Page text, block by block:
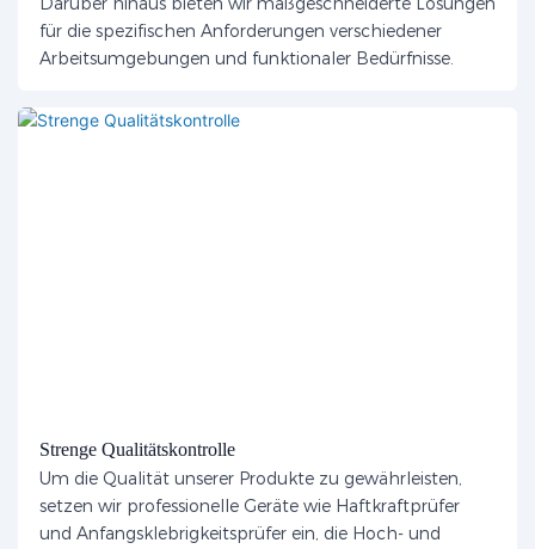
für die spezifischen Anforderungen verschiedener
Arbeitsumgebungen und funktionaler Bedürfnisse.
Strenge Qualitätskontrolle
Um die Qualität unserer Produkte zu gewährleisten,
setzen wir professionelle Geräte wie Haftkraftprüfer
und Anfangsklebrigkeitsprüfer ein, die Hoch- und